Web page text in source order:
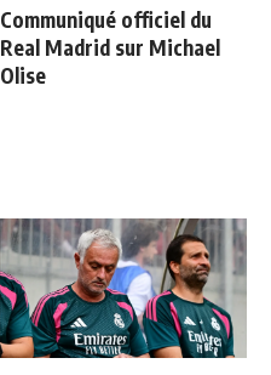
Communiqué officiel du
Real Madrid sur Michael
Olise